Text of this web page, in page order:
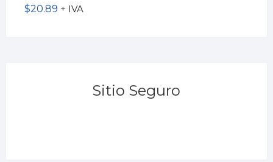
$20.89 + IVA
Sitio Seguro